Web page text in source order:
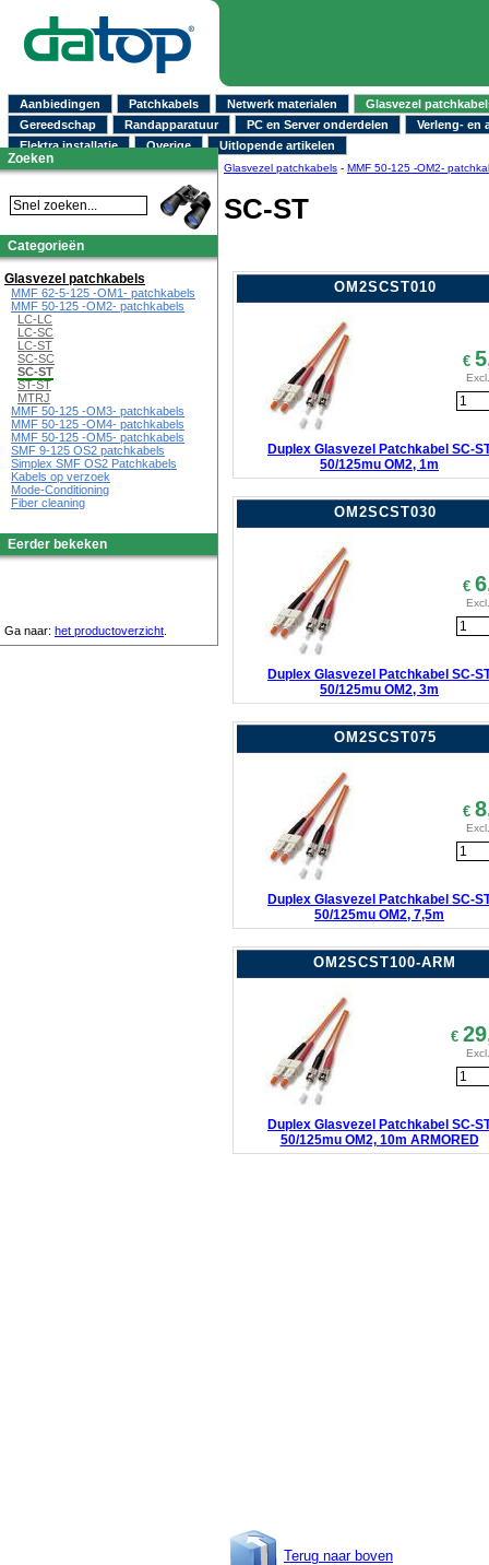
Aanbiedingen Patchkabels Netwerk materialen
Glasvezel
Gereedschap
Randapparatuur PC en Server onderdelen
Verleng- en
Elektra installatie
Overige Uitlopende artikelen
Glasvezel patchkabels - MMF 50-125 -OM2-
SC-ST
OM2SCST010
€
Duplex Glasvezel Patchkabel SC-
50/125mu OM2, 1m
OM2SCST030
€
Duplex Glasvezel Patchkabel SC-
50/125mu OM2, 3m
OM2SCST075
€
Duplex Glasvezel Patchkabel SC-
50/125mu OM2, 7,5m
OM2SCST100-ARM
€
Duplex Glasvezel Patchkabel SC-
50/125mu OM2, 10m ARMORED
Terug naar boven
Zoeken
Categorieën
Glasvezel patchkabels
MMF 62-5-125 -OM1- patchkabels
MMF 50-125 -OM2- patchkabels
LC-LC
LC-SC
LC-ST
SC-SC
SC-ST
ST-ST
MTRJ
MMF 50-125 -OM3- patchkabels
MMF 50-125 -OM4- patchkabels
MMF 50-125 -OM5- patchkabels
SMF 9-125 OS2 patchkabels
Simplex SMF OS2 Patchkabels
Kabels op verzoek
Mode-Conditioning
Fiber cleaning
Eerder bekeken
Ga naar: het productoverzicht